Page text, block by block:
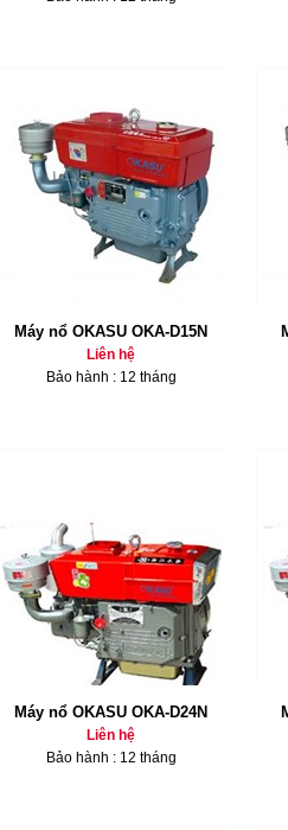
Máy nổ OKASU OKA-D15N
Liên hệ
Bảo hành : 12 tháng
Máy nổ OKASU OKA-D24N
Liên hệ
Bảo hành : 12 tháng